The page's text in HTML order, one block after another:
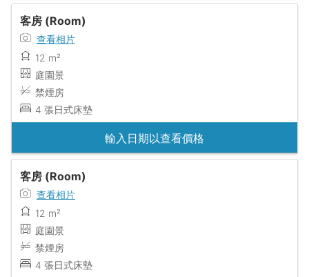
客房 (Room)
查看相片
12 m²
庭園景
禁煙房
4 張日式床墊
輸入日期以查看價格
客房 (Room)
查看相片
12 m²
庭園景
禁煙房
4 張日式床墊